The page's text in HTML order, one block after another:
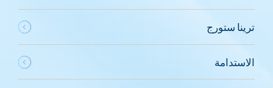
ترينا ستورج
الاستدامة